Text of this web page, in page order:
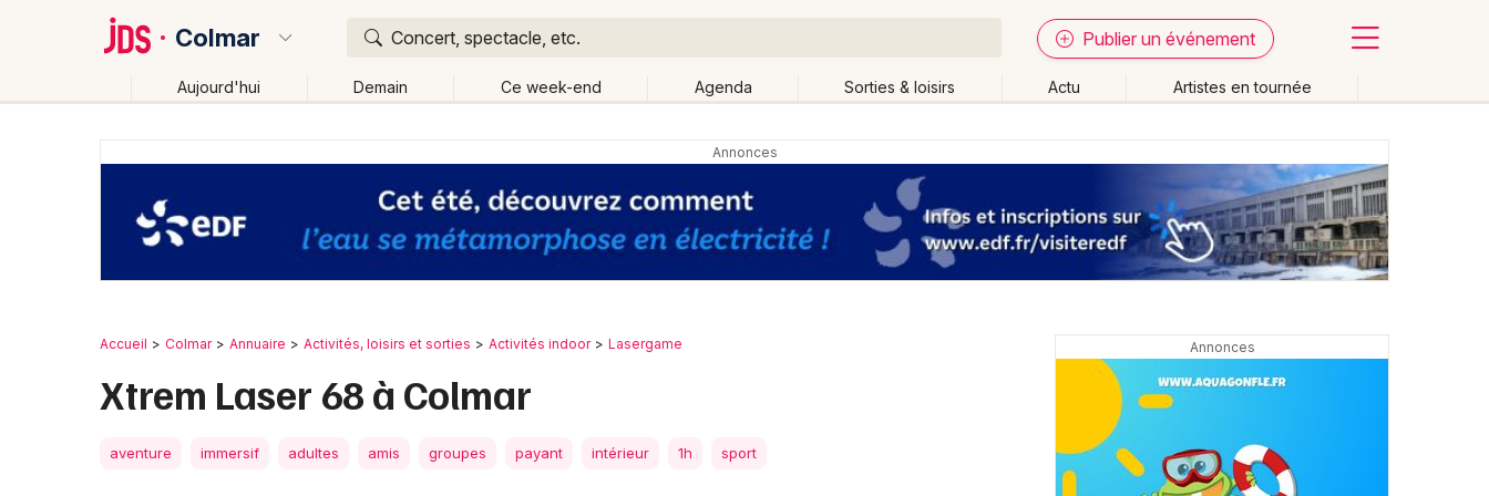
Colmar Concert, spectacle, etc. Publier un événement
Aujourd'hui Demain Ce week-end Agenda Sorties & loisirs Actu Artistes en tournée
Publier un événement
Grands événements
Activité & Expérience
Foires & salons
Bordeaux
Marseille
Accueil Colmar Annuaire Activités, loisirs et sorties Activités indoor Lasergame
Xtrem Laser 68 à Colmar
aventure immersif adultes amis groupes payant intérieur 1h sport
Haut-Rhin (68) Partout
Près de moi
Quand ? Effacer les dates
Aujourd'hui Demain Ce week-end Autre